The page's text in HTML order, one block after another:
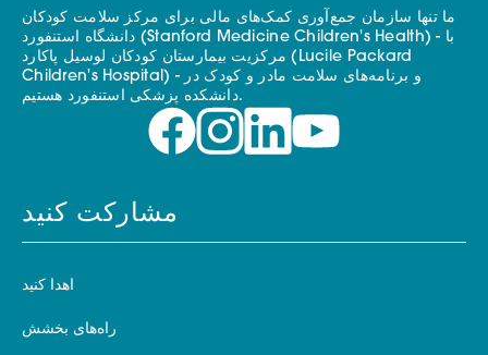
ما تنها سازمان جمع‌آوری کمک‌های مالی برای مرکز سلامت کودکان
دانشگاه استنفورد (Stanford Medicine Children's Health) - با
مرکزیت بیمارستان کودکان لوسیل پاکارد (Lucile Packard
Children's Hospital) - و برنامه‌های سلامت مادر و کودک در
دانشکده پزشکی استنفورد هستیم.
مشارکت کنید
اهدا کنید
راه‌های بخشش